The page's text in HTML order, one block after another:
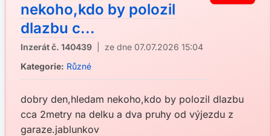
nekoho,kdo by polozil
dlazbu c...
Inzerát č. 140439 | ze dne 07.07.2026 15:04
Kategorie: Různé
dobry den,hledam nekoho,kdo by polozil dlazbu
cca 2metry na delku a dva pruhy od výjezdu z
garaze.jablunkov